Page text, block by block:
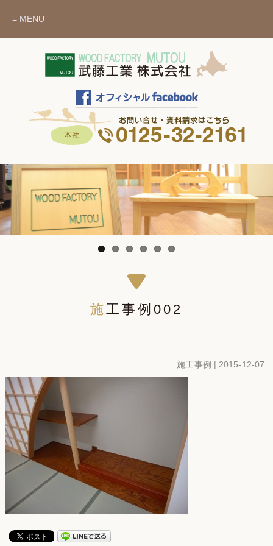
≡ MENU
施工事例002
施工事例 | 2015-12-07